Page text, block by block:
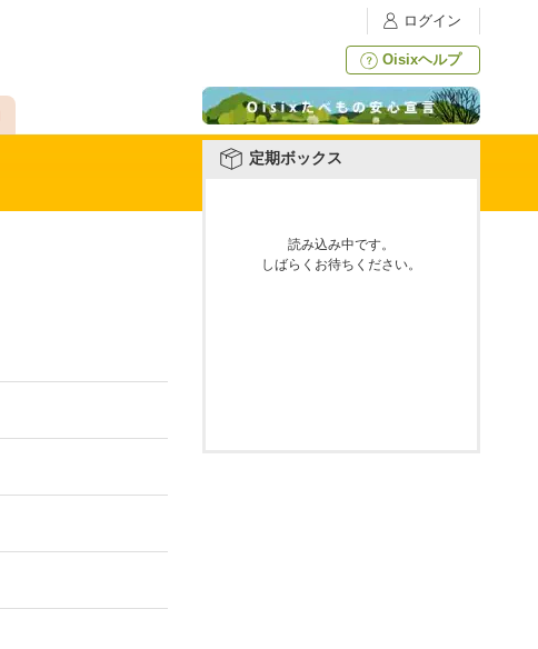
ログイン
Oisixヘルプ
定期ボックス
読み込み中です。
しばらくお待ちください。